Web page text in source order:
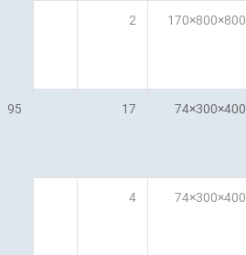
800×800×170
2
400×300×74
17
95
400×300×74
4